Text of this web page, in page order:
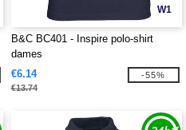
W1
B&C BC401 - Inspire polo-shirt
dames
€6.14
€13.74
-55%